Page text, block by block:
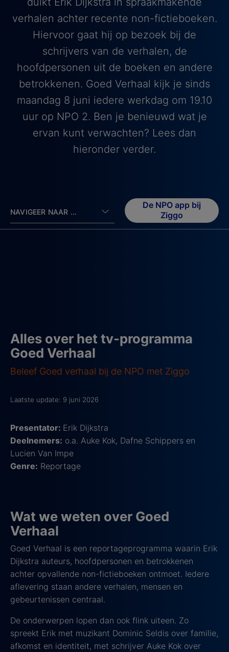
verhalen achter recente non-fictieboeken.
Hiervoor gaat hij op bezoek bij de
schrijvers van de verhalen, de
hoofdpersonen uit de boeken en andere
betrokkenen. Goed Verhaal kijk je sinds
maandag 8 juni iedere werkdag om 19.10
uur op NPO 2. Ben je benieuwd wat je
ervan kunt verwachten? Lees dan
hieronder verder.
NAVIGEER NAAR ...
De NPO app bij
Ziggo
Alles over het tv-programma
Goed Verhaal
Beleef Goed verhaal bij de NPO met Ziggo
Laatste update: 9 juni 2026
Presentator: Erik Dijkstra
Deelnemers: o.a. Auke Kok, Dafne Schippers en
Lucien Van Impe
Genre: Reportage
Wat we weten over Goed
Verhaal
Goed Verhaal is een reportageprogramma waarin Erik
Dijkstra auteurs, hoofdpersonen en betrokkenen
achter opvallende non-fictieboeken ontmoet. Iedere
aflevering staan andere verhalen, mensen en
gebeurtenissen centraal.
De onderwerpen lopen dan ook flink uiteen. Zo
spreekt Erik met muzikant Dominic Seldis over familie,
afkomst en identiteit, met schrijver Auke Kok over